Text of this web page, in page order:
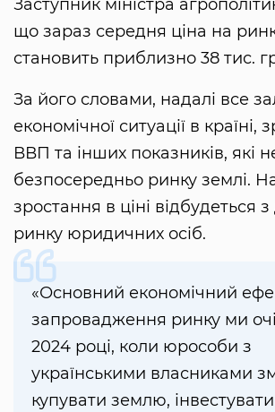
Заступник міністра
що зараз середня ціна на
становить приблизно 38 тис.
За його словами, надалі все
економічної ситуації в країні,
ВВП та інших показників, які
безпосередньо ринку землі.
зростання в ціні відбудеться
ринку юридичних осіб.
«Основний економічний
запровадження ринку ми
2024 році, коли юрособи з
українськими власниками
купувати землю,